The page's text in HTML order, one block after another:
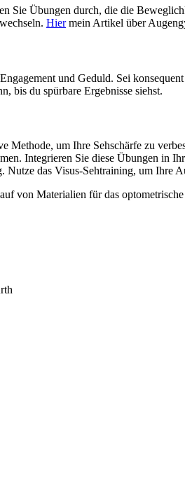
Sie Übungen durch, die die
Hiermein Artikel über
und Geduld. Sei
bis du spürbare Ergebnisse siehst.
Methode, um Ihre Sehschärfe zu
Integrieren Sie diese Übungen in
Nutze das Visus-Sehtraining, um Ihre
von Materialien für das